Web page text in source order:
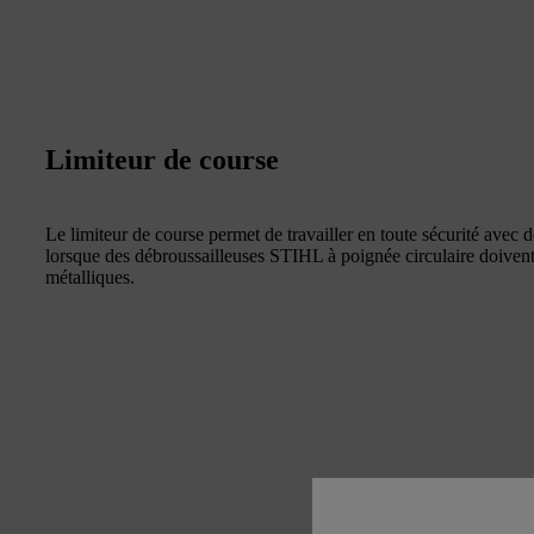
Limiteur de course
Le limiteur de course permet de travailler en toute sécurité avec
lorsque des débroussailleuses STIHL à poignée circulaire
métalliques.